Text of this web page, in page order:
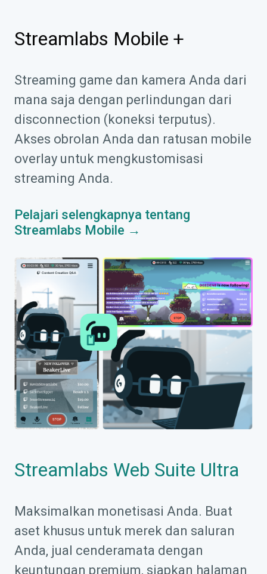
Streamlabs Mobile +
Streaming game dan kamera Anda dari
mana saja dengan perlindungan dari
disconnection (koneksi terputus).
Akses obrolan Anda dan ratusan mobile
overlay untuk mengkustomisasi
streaming Anda.
Pelajari selengkapnya tentang
Streamlabs Mobile →
Streamlabs Web Suite Ultra
Maksimalkan monetisasi Anda. Buat
aset khusus untuk merek dan saluran
Anda, jual cenderamata dengan
keuntungan premium, siapkan halaman